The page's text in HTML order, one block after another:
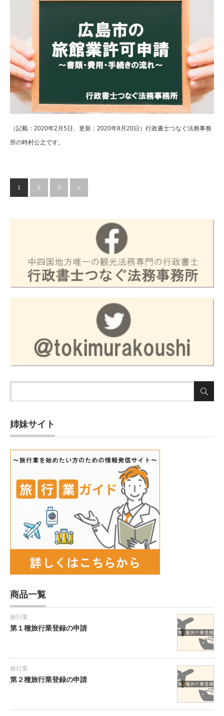
（記載：2020年2月5日、更新：2020年8月20日）行政書士つなぐ法務事務
所の時村公之です。
1 2 3 »
姉妹サイト
商品一覧
旅行業
第１種旅行業登録の申請
旅行業
第２種旅行業登録の申請